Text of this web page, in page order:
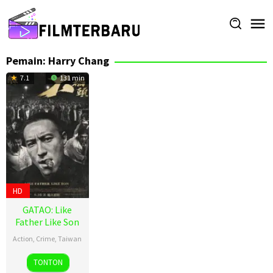
ke
konten
Pemain: Harry Chang
7.1 131 min
HD
GATAO: Like
Father Like Son
Action Crime ,Taiwan
16
Jui-
TONTON